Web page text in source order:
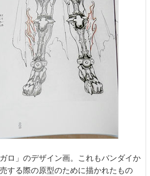
ロ」のデザイン画。これもバンダイか
する際の原型のために描かれたもの